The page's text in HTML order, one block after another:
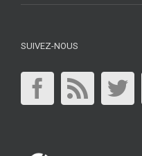
SUIVEZ-NOUS